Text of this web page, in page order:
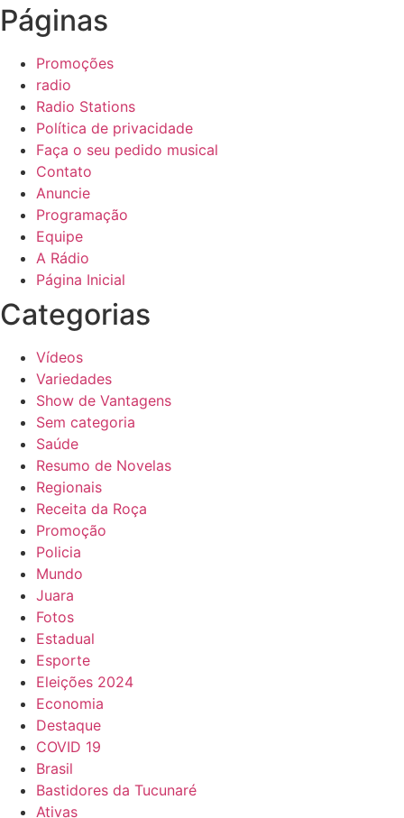
Páginas
Promoções
radio
Radio Stations
Política de privacidade
Faça o seu pedido musical
Contato
Anuncie
Programação
Equipe
A Rádio
Página Inicial
Categorias
Vídeos
Variedades
Show de Vantagens
Sem categoria
Saúde
Resumo de Novelas
Regionais
Receita da Roça
Promoção
Policia
Mundo
Juara
Fotos
Estadual
Esporte
Eleições 2024
Economia
Destaque
COVID 19
Brasil
Bastidores da Tucunaré
Ativas